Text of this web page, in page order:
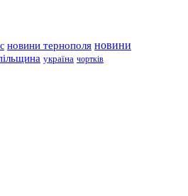
новини тернополя новини
україна чортків